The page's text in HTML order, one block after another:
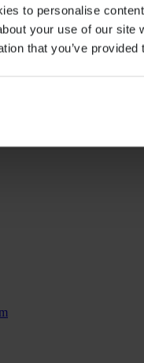
to personalise
your use of our
that you’ve